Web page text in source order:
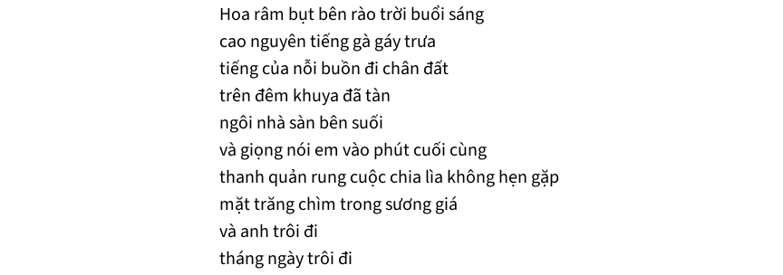
Hoa râm bụt bên rào trời buổi sáng
cao nguyên tiếng gà gáy trưa
tiếng của nỗi buồn đi chân đất
trên đêm khuya đã tàn
ngôi nhà sàn bên suối
và giọng nói em vào phút cuối cùng
thanh quản rung cuộc chia lìa không hẹn gặp
mặt trăng chìm trong sương giá
và anh trôi đi
tháng ngày trôi đi